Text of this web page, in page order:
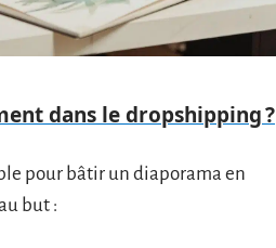
dans le dropshipping ?
pour bâtir un diaporama en
but :